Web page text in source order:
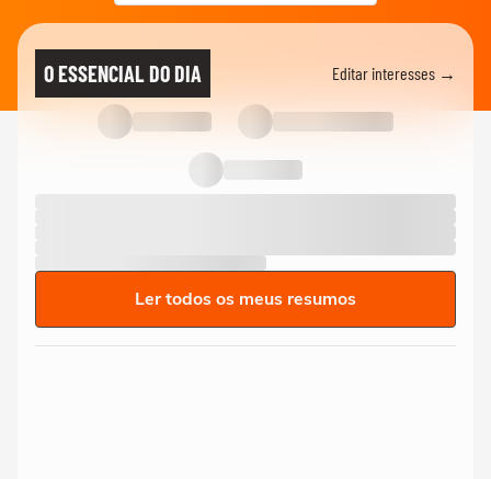
O ESSENCIAL DO DIA Editar interesses →
Ler todos os meus resumos